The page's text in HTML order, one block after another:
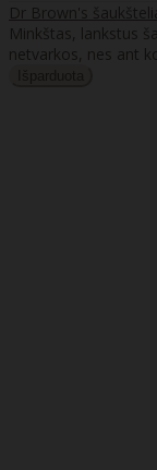
Dr Brown's
Minkštas, lankstus
netvarkos, nes ant